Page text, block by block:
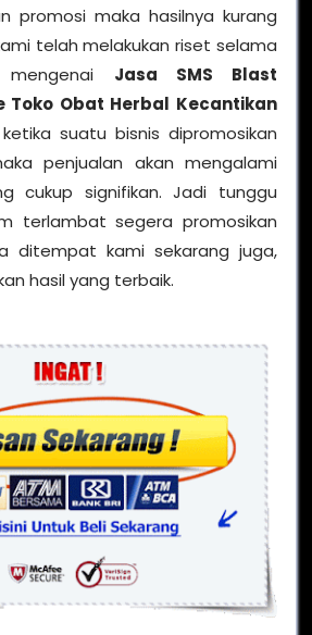
promosi maka hasilnya kurang
telah melakukan riset selama
mengenai Jasa SMS Blast
Toko Obat Herbal Kecantikan
suatu bisnis dipromosikan
penjualan akan mengalami
cukup signifikan. Jadi tunggu
terlambat segera promosikan
ditempat kami sekarang juga,
hasil yang terbaik.